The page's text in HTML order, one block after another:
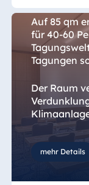
Auf 85 qm
für 40-60
Tagungen
Der Raum
Der
für
mehr Details